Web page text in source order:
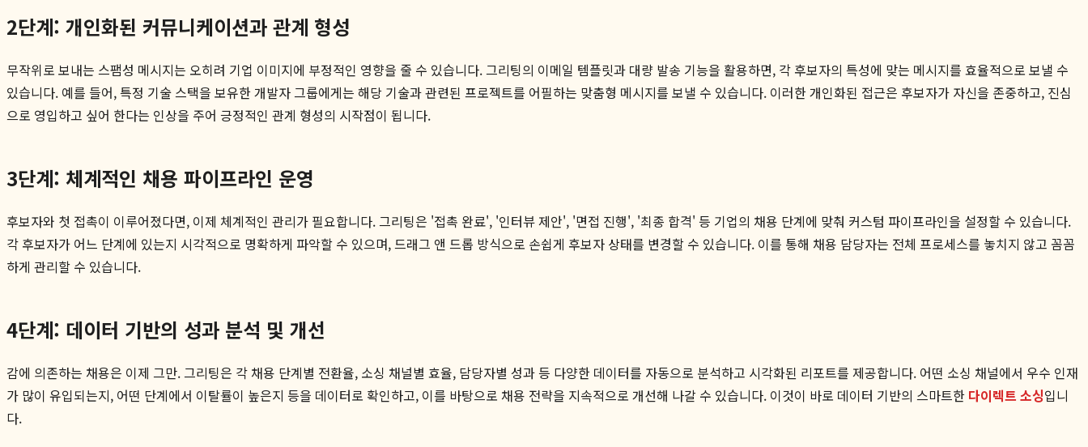
2단계: 개인화된 커뮤니케이션과 관계 형성
무작위로 보내는 스팸성 메시지는 오히려 기업 이미지에 부정적인 영향을 줄 수 있습니다. 그리팅의 이메일 템플릿과 대량 발송 기능을 활용하면, 각 후보자의 특성에 맞는 메시지를 효율적으로 보낼 수
있습니다. 예를 들어, 특정 기술 스택을 보유한 개발자 그룹에게는 해당 기술과 관련된 프로젝트를 어필하는 맞춤형 메시지를 보낼 수 있습니다. 이러한 개인화된 접근은 후보자가 자신을 존중하고, 진심
으로 영입하고 싶어 한다는 인상을 주어 긍정적인 관계 형성의 시작점이 됩니다.
3단계: 체계적인 채용 파이프라인 운영
후보자와 첫 접촉이 이루어졌다면, 이제 체계적인 관리가 필요합니다. 그리팅은 '접촉 완료', '인터뷰 제안', '면접 진행', '최종 합격' 등 기업의 채용 단계에 맞춰 커스텀 파이프라인을 설정할 수 있습니다.
각 후보자가 어느 단계에 있는지 시각적으로 명확하게 파악할 수 있으며, 드래그 앤 드롭 방식으로 손쉽게 후보자 상태를 변경할 수 있습니다. 이를 통해 채용 담당자는 전체 프로세스를 놓치지 않고 꼼꼼
하게 관리할 수 있습니다.
4단계: 데이터 기반의 성과 분석 및 개선
감에 의존하는 채용은 이제 그만. 그리팅은 각 채용 단계별 전환율, 소싱 채널별 효율, 담당자별 성과 등 다양한 데이터를 자동으로 분석하고 시각화된 리포트를 제공합니다. 어떤 소싱 채널에서 우수 인재
가 많이 유입되는지, 어떤 단계에서 이탈률이 높은지 등을 데이터로 확인하고, 이를 바탕으로 채용 전략을 지속적으로 개선해 나갈 수 있습니다. 이것이 바로 데이터 기반의 스마트한 다이렉트 소싱입니
다.